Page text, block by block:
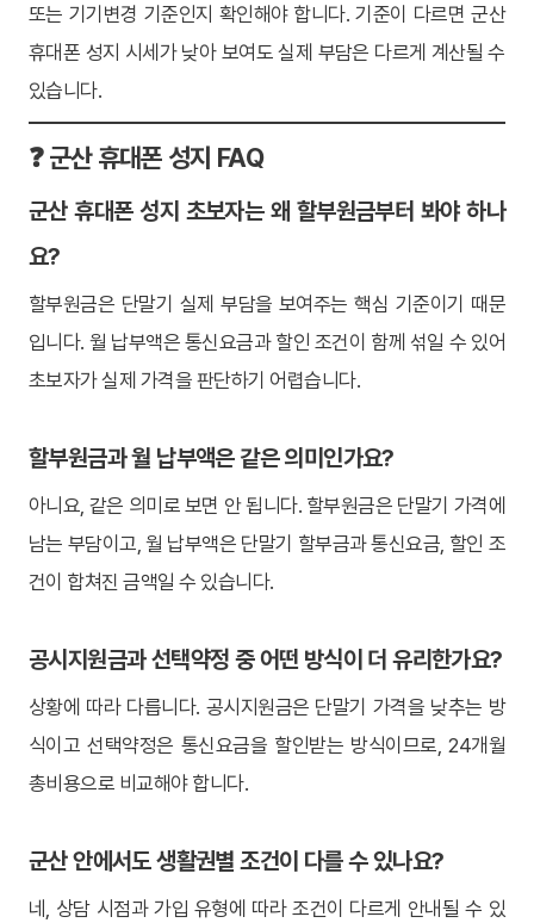
또는 기기변경 기준인지 확인해야 합니다. 기준이 다르면 군산
휴대폰 성지 시세가 낮아 보여도 실제 부담은 다르게 계산될 수
있습니다.
❓ 군산 휴대폰 성지 FAQ
군산 휴대폰 성지 초보자는 왜 할부원금부터 봐야 하나
요?
할부원금은 단말기 실제 부담을 보여주는 핵심 기준이기 때문
입니다. 월 납부액은 통신요금과 할인 조건이 함께 섞일 수 있어
초보자가 실제 가격을 판단하기 어렵습니다.
할부원금과 월 납부액은 같은 의미인가요?
아니요, 같은 의미로 보면 안 됩니다. 할부원금은 단말기 가격에
남는 부담이고, 월 납부액은 단말기 할부금과 통신요금, 할인 조
건이 합쳐진 금액일 수 있습니다.
공시지원금과 선택약정 중 어떤 방식이 더 유리한가요?
상황에 따라 다릅니다. 공시지원금은 단말기 가격을 낮추는 방
식이고 선택약정은 통신요금을 할인받는 방식이므로, 24개월
총비용으로 비교해야 합니다.
군산 안에서도 생활권별 조건이 다를 수 있나요?
네, 상담 시점과 가입 유형에 따라 조건이 다르게 안내될 수 있